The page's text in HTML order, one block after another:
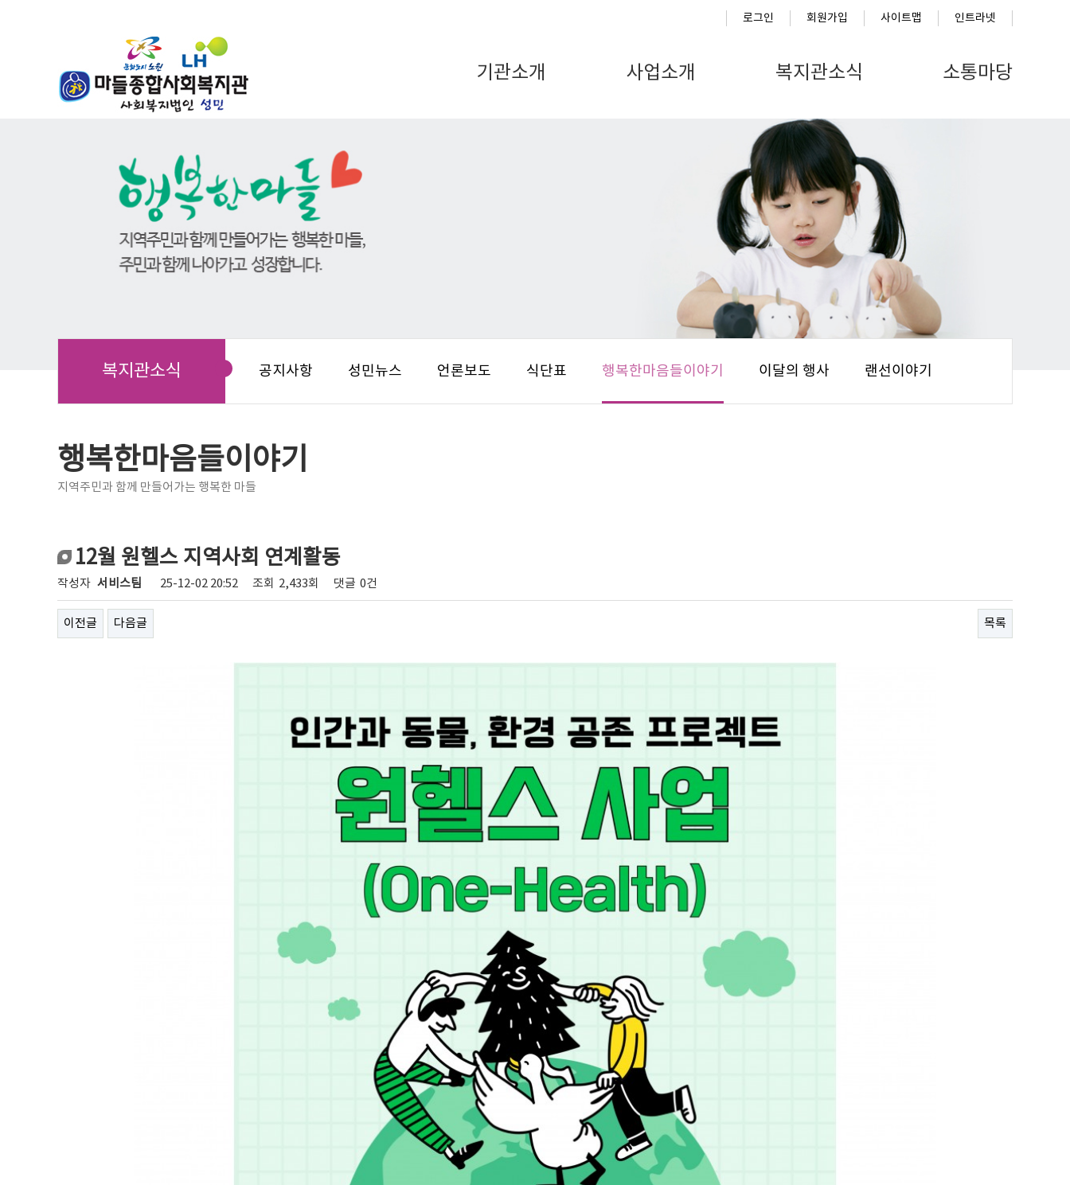
로그인 회원가입 사이트맵 인트라넷
기관소개 사업소개 복지관소식 소통마당
복지관소식 공지사항 성민뉴스 언론보도 식단표 행복한마음들이야기 이달의 행사 랜선이야기
행복한마음들이야기
지역주민과 함께 만들어가는 행복한 마들
12월 원헬스 지역사회 연계활동
작성자 서비스팀 25-12-02 20:52 조회 2,433회 댓글 0건
이전글 다음글 목록